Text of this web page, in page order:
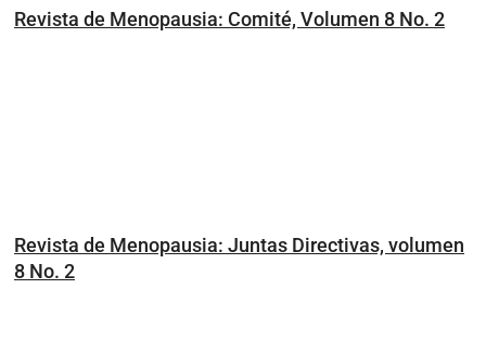
Revista de Menopausia: Comité, Volumen 8 No. 2
Revista de Menopausia: Juntas Directivas, volumen
8 No. 2